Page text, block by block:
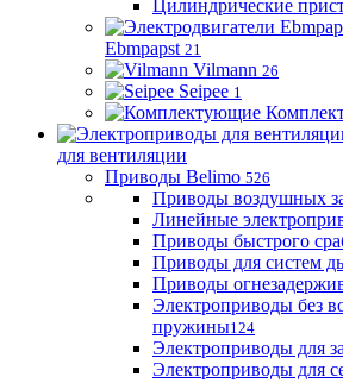
Цилиндрические
Ebmpapst 21
Vilmann 26
Seipee 1
для вентиляции
Приводы Belimo 526
Приводы воздушных
Линейные
Приводы быстрого
Приводы для систем
Приводы
Электроприводы без
пружины124
Электроприводы для
Электроприводы для